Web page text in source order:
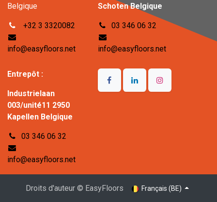
Belgique
+32 3 3320082
info@easyfloors.net
Schoten Belgique
03 346 06 32
info@easyfloors.net
Entrepôt :
Industrielaan
003/unité11 2950
Kapellen Belgique
03 346 06 32
info@easyfloors.net
Droits d'auteur © EasyFloors Français (BE)